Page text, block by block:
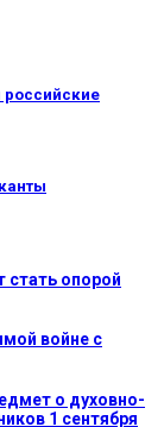
российские
опорой
войне с
о духовно-
1 сентября